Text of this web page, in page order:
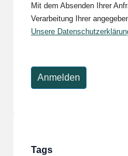
Mit dem Absenden Ihrer
Verarbeitung Ihrer
Unsere
Tags